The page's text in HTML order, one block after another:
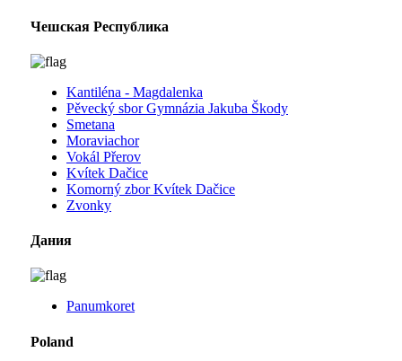
Чешская Республика
Kantiléna - Magdalenka
Pěvecký sbor Gymnázia Jakuba Škody
Smetana
Moraviachor
Vokál Přerov
Kvítek Dačice
Komorný zbor Kvítek Dačice
Zvonky
Дания
Panumkoret
Poland